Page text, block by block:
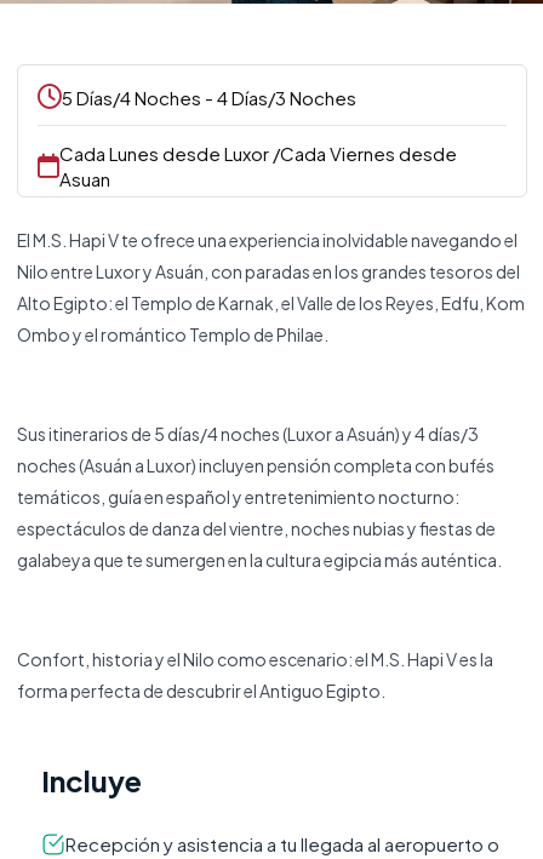
5 Días/4 Noches - 4 Días/3 Noches
Cada Lunes desde Luxor /Cada Viernes desde
Asuan
El M.S. Hapi V te ofrece una experiencia inolvidable navegando el
Nilo entre Luxor y Asuán, con paradas en los grandes tesoros del
Alto Egipto: el Templo de Karnak, el Valle de los Reyes, Edfu, Kom
Ombo y el romántico Templo de Philae.
Sus itinerarios de 5 días/4 noches (Luxor a Asuán) y 4 días/3
noches (Asuán a Luxor) incluyen pensión completa con bufés
temáticos, guía en español y entretenimiento nocturno:
espectáculos de danza del vientre, noches nubias y fiestas de
galabeya que te sumergen en la cultura egipcia más auténtica.
Confort, historia y el Nilo como escenario: el M.S. Hapi V es la
forma perfecta de descubrir el Antiguo Egipto.
Incluye
Recepción y asistencia a tu llegada al aeropuerto o